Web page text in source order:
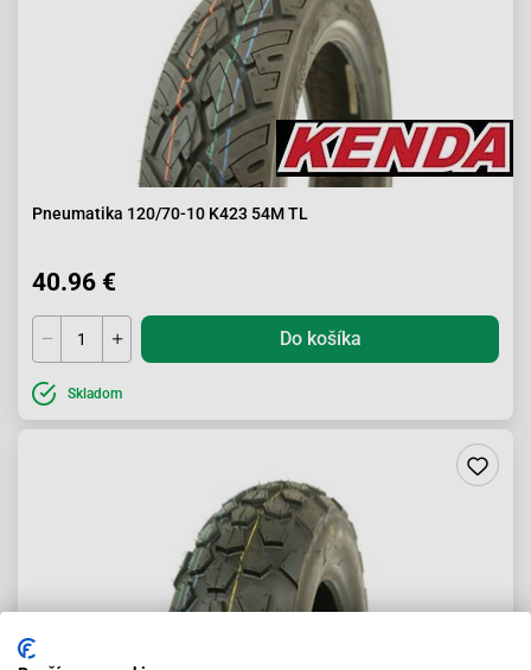
Pneumatika 120/70-10 K423 54M TL
40.96 €
Do košíka
Skladom